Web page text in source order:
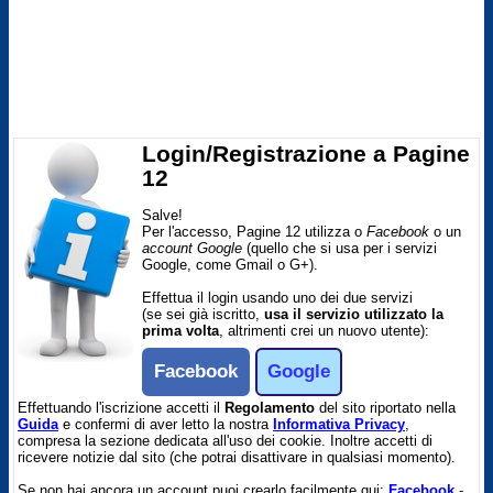
Login/Registrazione a Pagine
12
Salve!
Per l'accesso, Pagine 12 utilizza o Facebook o un
account Google (quello che si usa per i servizi
Google, come Gmail o G+).
Effettua il login usando uno dei due servizi
(se sei già iscritto, usa il servizio utilizzato la
prima volta, altrimenti crei un nuovo utente):
Facebook Google
Effettuando l'iscrizione accetti il Regolamento del sito riportato nella
Guidae confermi di aver letto la nostra Informativa Privacy,
compresa la sezione dedicata all'uso dei cookie. Inoltre accetti di
ricevere notizie dal sito (che potrai disattivare in qualsiasi momento).